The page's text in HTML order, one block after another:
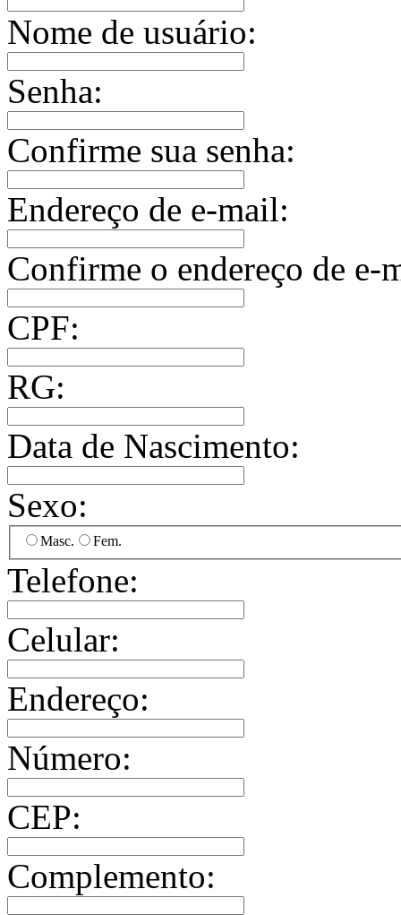
Nome de usuário:
Senha:
Confirme sua senha:
Endereço de e-mail:
Confirme o endereço de e-
CPF:
RG:
Data de Nascimento:
Sexo:
Masc. Fem.
Telefone:
Celular:
Endereço:
Número:
CEP:
Complemento: